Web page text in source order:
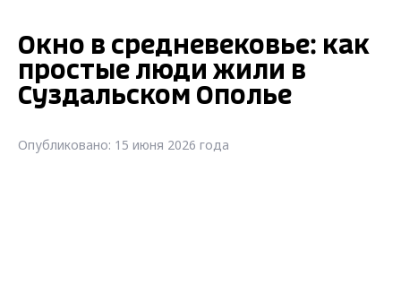
Окно в средневековье: как
простые люди жили в
Суздальском Ополье
Опубликовано: 15 июня 2026 года